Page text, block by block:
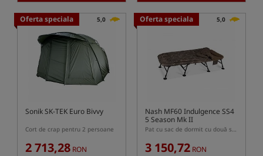
Oferta speciala 5,0
Sonik SK-TEK Euro Bivvy
Cort de crap pentru 2 persoane
2 713,28 RON
Oferta speciala 5,0
Nash MF60 Indulgence SS4
5 Season Mk II
Pat cu sac de dormit cu două straturi
3 150,72 RON